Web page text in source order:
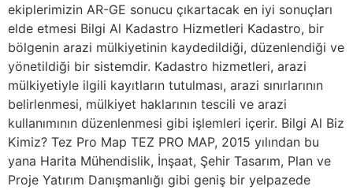
ekiplerimizin AR-GE sonucu çıkartacak en iyi sonuçları
elde etmesi Bilgi Al Kadastro Hizmetleri Kadastro, bir
bölgenin arazi mülkiyetinin kaydedildiği, düzenlendiği ve
yönetildiği bir sistemdir. Kadastro hizmetleri, arazi
mülkiyetiyle ilgili kayıtların tutulması, arazi sınırlarının
belirlenmesi, mülkiyet haklarının tescili ve arazi
kullanımının düzenlenmesi gibi işlemleri içerir. Bilgi Al Biz
Kimiz? Tez Pro Map TEZ PRO MAP, 2015 yılından bu
yana Harita Mühendislik, İnşaat, Şehir Tasarım, Plan ve
Proje Yatırım Danışmanlığı gibi geniş bir yelpazede